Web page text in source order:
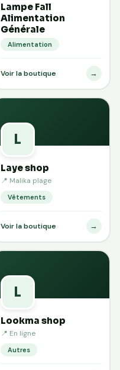
Lampe Fall
Alimentation
Générale
Alimentation
Voir la boutique →
L
Laye shop
📍 Malika plage
Vêtements
Voir la boutique →
L
Lookma shop
📍 En ligne
Autres